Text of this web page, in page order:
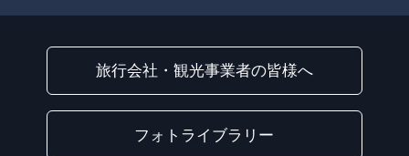
旅行会社・観光事業者の皆様へ
フォトライブラリー